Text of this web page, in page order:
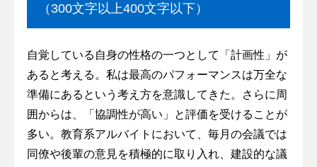
（300文字以上400文字以下）
自覚している自身の性格の一つとして「計画性」が
あると考える。私は最高のパフォーマンスは万全な
準備にあるという考え方を意識してきた。さらに周
囲からは、「協調性が高い」と評価を受けることが
多い。教育系アルバイトにおいて、毎月の会議では
同僚や後輩の意見を積極的に取り入れ、建設的な議